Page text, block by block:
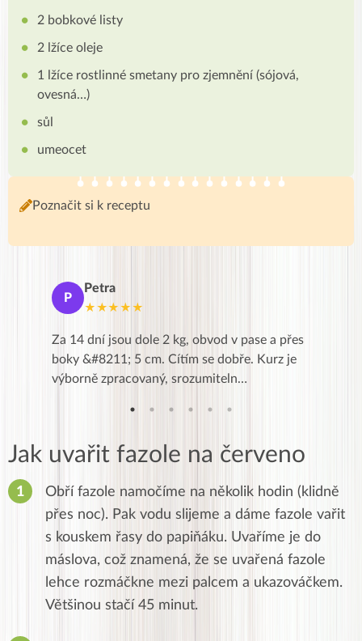
2 bobkové listy
2 lžíce oleje
1 lžíce rostlinné smetany pro zjemnění (sójová,
ovesná…)
sůl
umeocet
Poznačit si k receptu
P
Petra
★★★★★
Za 14 dní jsou dole 2 kg, obvod v pase a přes
boky &#8211; 5 cm. Cítím se dobře. Kurz je
výborně zpracovaný, srozumiteln…
Jak uvařit fazole na červeno
Obří fazole namočíme na několik hodin (klidně
přes noc). Pak vodu slijeme a dáme fazole vařit
s kouskem řasy do papiňáku. Uvaříme je do
máslova, což znamená, že se uvařená fazole
lehce rozmáčkne mezi palcem a ukazováčkem.
Většinou stačí 45 minut.